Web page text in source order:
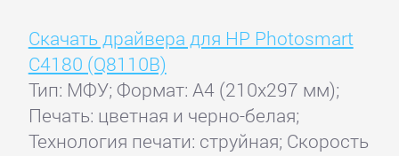
Скачать драйвера для HP Photosmart
C4180 (Q8110B)
Тип: МФУ; Формат: A4 (210x297 мм);
Печать: цветная и черно-белая;
Технология печати: струйная; Скорость